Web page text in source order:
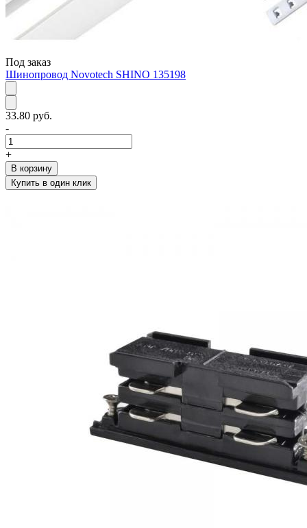
Под заказ
Шинопровод Novotech SHINO 135198
33.80 руб.
-
+
В корзину
Купить в один клик